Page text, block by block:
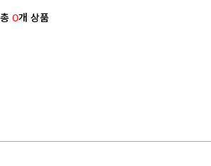
총 0개 상품